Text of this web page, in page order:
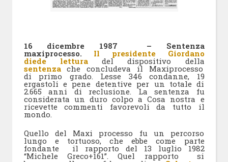
16 dicembre 1987 – Sentenza
maxiprocesso. Il presidente Giordano
diede letturadel dispositivo della
sentenzache concludeva il Maxiprocesso
di primo grado. Lesse 346 condanne, 19
ergastoli e pene detentive per un totale di
2.665 anni di reclusione. La sentenza fu
considerata un duro colpo a Cosa nostra e
ricevette commenti favorevoli da tutto il
mondo.
Quello del Maxi processo fu un percorso
lungo e tortuoso, che ebbe come parte
fondante il rapporto del 13 luglio 1982
“Michele Greco+161”. Quel rapporto si